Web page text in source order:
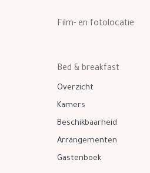
Film- en fotolocatie
Bed & breakfast
Overzicht
Kamers
Beschikbaarheid
Arrangementen
Gastenboek